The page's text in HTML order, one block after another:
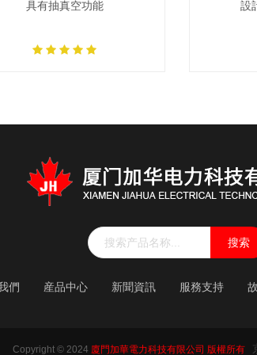
具有抽真空功能 設
搜索
們 産品中心 新聞資訊 服務支持
Copyright © 2024 廈門加華電力科技有限公司 版權所有